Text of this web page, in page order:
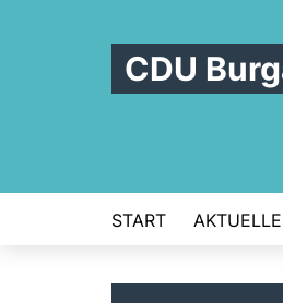
CDU
START